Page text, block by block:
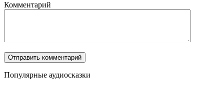
Комментарий
Популярные аудиосказки